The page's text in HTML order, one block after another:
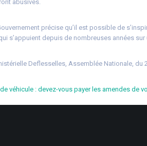
abusives.
précise qu’il est possible de
s’appuient depuis de nombreuses années sur
Deflesselles, Assemblée Nationale, du
véhicule : devez-vous payer les amendes de